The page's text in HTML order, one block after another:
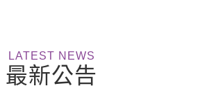
LATEST NEWS
最新公告